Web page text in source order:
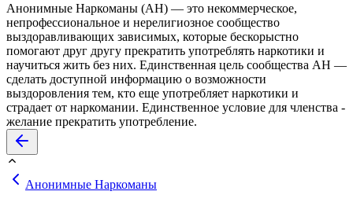
Анонимные Наркоманы (АН) — это некоммерческое,
непрофессиональное и нерелигиозное сообщество
выздоравливающих зависимых, которые бескорыстно
помогают друг другу прекратить употреблять наркотики и
научиться жить без них. Единственная цель сообщества АН —
сделать доступной информацию о возможности
выздоровления тем, кто еще употребляет наркотики и
страдает от наркомании. Единственное условие для членства -
желание прекратить употребление.
Анонимные Наркоманы